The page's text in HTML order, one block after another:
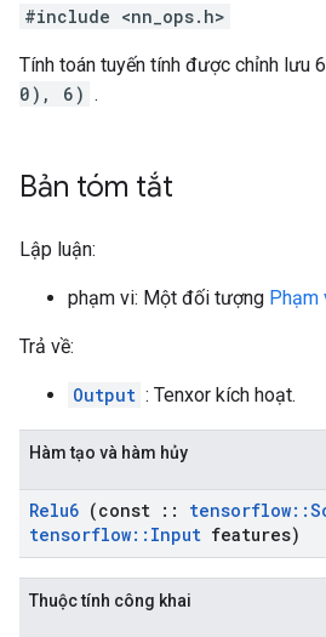
#include <nn_ops.h>
Tính toán tuyến tính được chỉnh lưu
0), 6) .
Bản tóm tắt
Lập luận:
phạm vi: Một đối tượng Phạm
Trả về:
Output : Tenxor kích hoạt.
Hàm tạo và hàm hủy
Relu6 (const :: tensorflow::
tensorflow:: Input features)
Thuộc tính công khai